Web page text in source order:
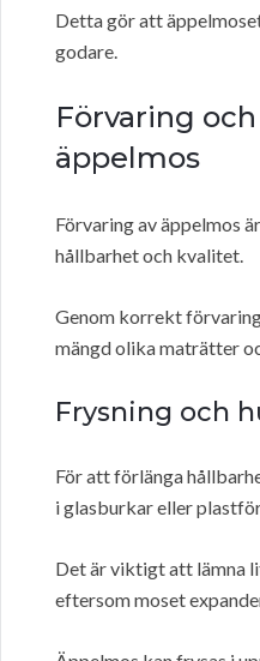
Detta gör att
godare.
Förvaring
äppelmos
Förvaring av äppelmos
hållbarhet och kvalitet.
Genom korrekt
mängd olika maträtter
Frysning och
För att förlänga
i glasburkar eller
Det är viktigt att lämna
eftersom moset